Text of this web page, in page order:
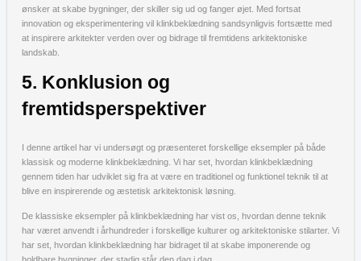
ønsker at skabe bygninger, der skiller sig ud og fanger øjet. Med fortsat
innovation og eksperimentering vil klinkbeklædning sandsynligvis fortsætte med
at inspirere arkitekter verden over og bidrage til fremtidens arkitektoniske
landskab.
5. Konklusion og
fremtidsperspektiver
I denne artikel har vi undersøgt og præsenteret forskellige eksempler på både
klassisk og moderne klinkbeklædning. Vi har set, hvordan klinkbeklædning
gennem tiden har udviklet sig fra at være en traditionel og funktionel teknik til at
blive en inspirerende og æstetisk arkitektonisk løsning.
De klassiske eksempler på klinkbeklædning har vist os, hvordan denne teknik
har været anvendt i århundreder i forskellige kulturer og arkitektoniske stilarter. Vi
har set, hvordan klinkbeklædning har bidraget til at skabe imponerende og